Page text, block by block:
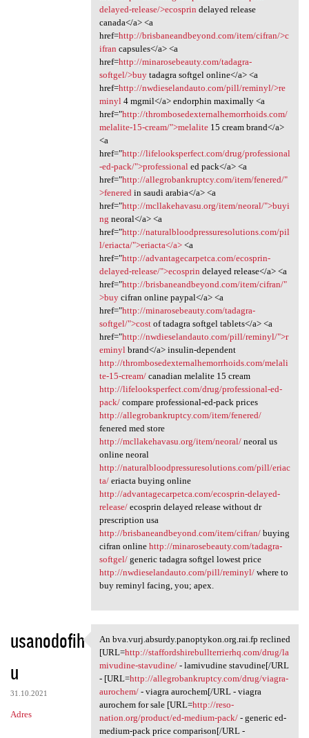
delayed-release/>ecosprin delayed release
canada</a> <a
href=http://brisbaneandbeyond.com/item/cifran/>c
ifran capsules</a> <a
href=http://minarosebeauty.com/tadagra-
softgel/>buytadagra softgel online</a> <a
href=http://nwdieselandauto.com/pill/reminyl/>re
minyl 4 mgmil</a> endorphin maximally <a
href="http://thrombosedexternalhemorrhoids.com/
melalite-15-cream/">melalite15 cream brand</a>
<a
href="http://lifelooksperfect.com/drug/professional
-ed-pack/">professional ed pack</a> <a
href="http://allegrobankruptcy.com/item/fenered/"
>fenered in saudi arabia</a> <a
href="http://mcllakehavasu.org/item/neoral/">buyi
ng neoral</a> <a
href="http://naturalbloodpressuresolutions.com/pil
l/eriacta/">eriacta</a><a
href="http://advantagecarpetca.com/ecosprin-
delayed-release/">ecosprin delayed release</a> <a
href="http://brisbaneandbeyond.com/item/cifran/"
>buycifran online paypal</a> <a
href="http://minarosebeauty.com/tadagra-
softgel/">costof tadagra softgel tablets</a> <a
href="http://nwdieselandauto.com/pill/reminyl/">r
eminyl brand</a> insulin-dependent
http://thrombosedexternalhemorrhoids.com/melali
te-15-cream/canadian melalite 15 cream
http://lifelooksperfect.com/drug/professional-ed-
pack/compare professional-ed-pack prices
http://allegrobankruptcy.com/item/fenered/
fenered med store
http://mcllakehavasu.org/item/neoral/neoral us
online neoral
http://naturalbloodpressuresolutions.com/pill/eriac
ta/eriacta buying online
http://advantagecarpetca.com/ecosprin-delayed-
release/ecosprin delayed release without dr
prescription usa
http://brisbaneandbeyond.com/item/cifran/buying
cifran online http://minarosebeauty.com/tadagra-
softgel/generic tadagra softgel lowest price
http://nwdieselandauto.com/pill/reminyl/where to
buy reminyl facing, you; apex.
usanodofih
u
31.10.2021
Adres
An bva.vurj.absurdy
An bva.vurj.absurdy.panoptykon.org.rai.fp reclined
[URL=http://staffordshirebullterrierhq.com/drug/la
mivudine-stavudine/- lamivudine stavudine[/URL
- [URL=http://allegrobankruptcy.com/drug/viagra-
aurochem/- viagra aurochem[/URL - viagra
aurochem for sale [URL=http://reso-
nation.org/product/ed-medium-pack/- generic ed-
medium-pack price comparison[/URL -